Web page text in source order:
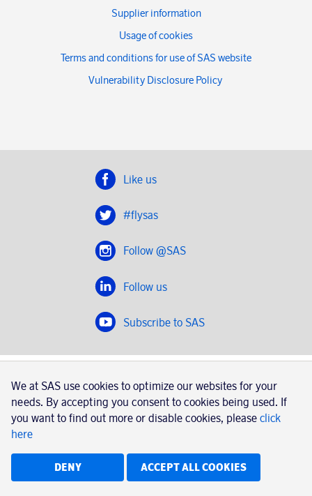
Supplier information
Usage of cookies
Terms and conditions for use of SAS website
Vulnerability Disclosure Policy
Like us
#flysas
Follow @SAS
Follow us
Subscribe to SAS
SAS 2020
SAS AB, registration number 556606-8499, SE-195 87
Stockholm, Sweden
Usage of cookies
We at SAS use cookies to optimize our websites for your
needs. By accepting you consent to cookies being used. If
you want to find out more or disable cookies, please click
here
DENY ACCEPT ALL COOKIES